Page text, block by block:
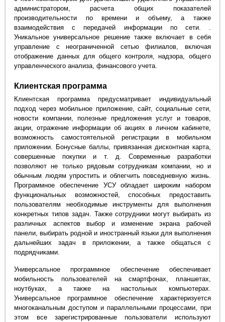
администратором, расчета общих показателей
производительности по времени и объему, а также
взаимодействия с передачей информации по сети. .
Уникальное универсальное решение также включает в себя
управление с неограниченной сетью филиалов, включая
отображение данных для общего контроля, надзора, общего
управленческого анализа, финансового учета.
Клиентская программа
Клиентская программа предусматривает индивидуальный
подход через мобильное приложение, сайт, социальные сети,
новости компании, полезные предложения услуг и товаров,
акции, отражение информации об акциях в личном кабинете,
возможность самостоятельной регистрации в мобильном
приложении. Бонусные баллы, привязанная дисконтная карта,
совершенные покупки и т. д. Современные разработки
позволяют не только рядовым сотрудникам компании, но и
обычным людям упростить и облегчить повседневную жизнь.
Программное обеспечение УСУ обладает широким набором
функциональных возможностей, способных предоставить
пользователям необходимые инструменты для выполнения
конкретных типов задач. Также сотрудники могут выбирать из
различных аспектов выбор и изменение экрана рабочей
панели, выбирать родной и иностранный языки для выполнения
дальнейших задач в приложении, а также общаться с
подрядчиками.
Универсальное программное обеспечение обеспечивает
мобильность пользователей на смартфонах, планшетах,
ноутбуках, а также на настольных компьютерах.
Универсальное программное обеспечение характеризуется
многоканальным доступом и параллельными процессами, при
этом все зарегистрированные пользователи используют